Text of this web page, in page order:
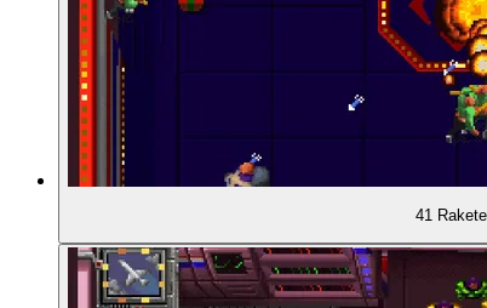
00:31:23
00:33:15 - Karte und Wahl des nächsten Raums
00:34:56 - Der Moderator der Show
41